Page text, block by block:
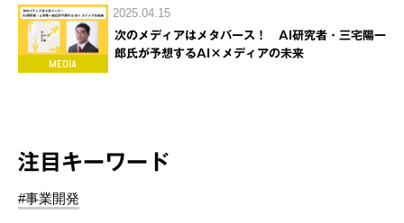
2025.04.15
次のメディアはメタバース！ AI研究者・三宅陽一
郎氏が予想するAI×メディアの未来
注目キーワード
#事業開発